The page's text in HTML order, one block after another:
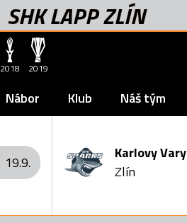
SHK LAPP ZLÍN
2018 2019
Nábor Klub Náš tým
19.9.
Karlovy Vary
Zlín